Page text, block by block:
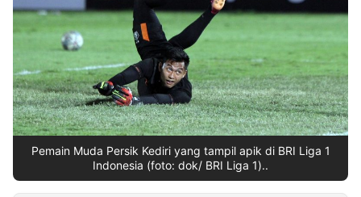
Insight
NTB
Suara
Time
Lens
IDN
Daily
Jogja
Jalan
Rakyat
Idealita
News
Kita
Notice
Dinamikapost.com
Radar
Baru
Seedbacklink
Follow
Kabarbaru
Pemain Muda Persik Kediri yang tampil apik di BRI Liga 1
Indonesia (foto: dok/ BRI Liga 1)..